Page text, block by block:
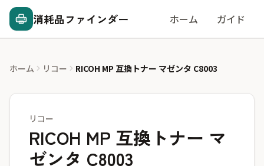
消耗品ファインダー ホーム ガイド
ホーム リコー RICOH MP 互換トナー マゼンタ C8003
リコー
RICOH MP 互換トナー マ
ゼンタ C8003